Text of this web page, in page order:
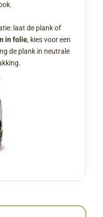
laat de plank of
in folie, kies voor een
de plank in neutrale